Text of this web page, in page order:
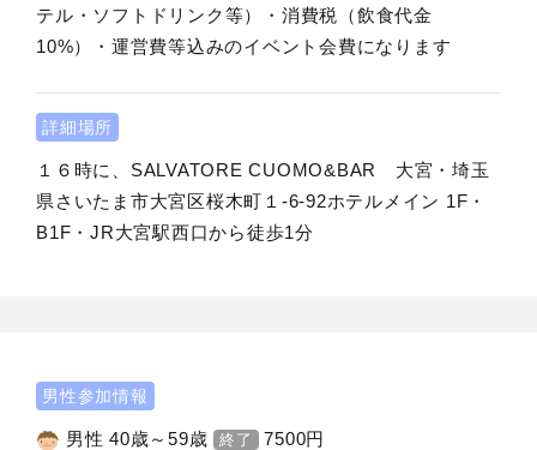
テル・ソフトドリンク等）・消費税（飲食代金
10%）・運営費等込みのイベント会費になります
詳細場所
１６時に、SALVATORE CUOMO&BAR 大宮・埼玉
県さいたま市大宮区桜木町１-6-92ホテルメイン 1F・
B1F・JR大宮駅西口から徒歩1分
男性参加情報
男性 40歳～59歳 終了 7500円